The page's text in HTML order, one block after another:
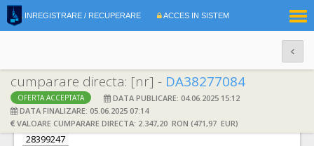
INREGISTRARE / RECUPERARE ACCES IN SISTEM
cumparare directa: [nr] - DA38277084
OFERTA ACCEPTATA
DATA PUBLICARE: 04.06.2025 15:12
DATA FINALIZARE: 05.06.2025 07:14
VALOARE CUMPARARE DIRECTA: 2.347,20 RON (471,97 EUR)
DATE IDENTIFICARE OFERTANT
Ofertant: S.C. BIOMAXIMA ROMANIA S.R.L. S.R.L.
CIF:
28399247